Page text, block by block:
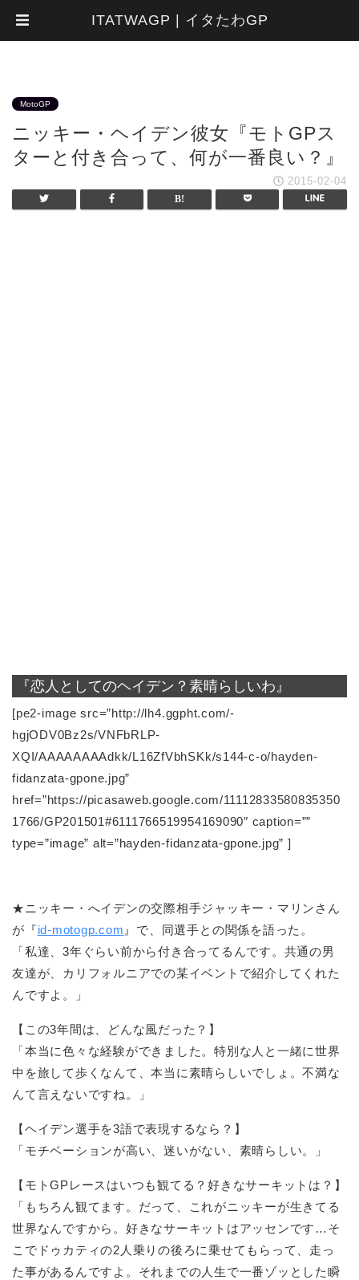
MotoGP
ニッキー・ヘイデン彼女『モトGPス
ターと付き合って、何が一番良い？』
2015-02-04
『恋人としてのヘイデン？素晴らしいわ』
[pe2-image src=”http://lh4.ggpht.com/-
hgjODV0Bz2s/VNFbRLP-
XQI/AAAAAAAAdkk/L16ZfVbhSKk/s144-c-o/hayden-
fidanzata-gpone.jpg”
href=”https://picasaweb.google.com/11112833580835350
1766/GP201501#6111766519954169090″ caption=””
type=”image” alt=”hayden-fidanzata-gpone.jpg” ]
★ニッキー・へイデンの交際相手ジャッキー・マリンさん
が『id-motogp.com 』で、同選手との関係を語った。
「私達、3年ぐらい前から付き合ってるんです。共通の男
友達が、カリフォルニアでの某イベントで紹介してくれた
んですよ。」
【この3年間は、どんな風だった？】
「本当に色々な経験ができました。特別な人と一緒に世界
中を旅して歩くなんて、本当に素晴らしいでしょ。不満な
んて言えないですね。」
【ヘイデン選手を3語で表現するなら？】
「モチベーションが高い、迷いがない、素晴らしい。」
【モトGPレースはいつも観てる？好きなサーキットは？】
「もちろん観てます。だって、これがニッキーが生きてる
世界なんですから。好きなサーキットはアッセンです…そ
こでドゥカティの2人乗りの後ろに乗せてもらって、走っ
た事があるんですよ。それまでの人生で一番ゾッとした瞬
ITATWAGP | イタたわGP